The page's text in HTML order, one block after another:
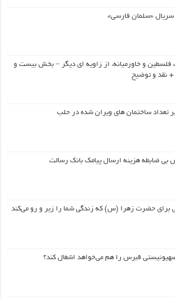
سریال «سلمان فارسی»
فلسطین و خاورمیانه، از زاویه ای دیگر – بخش بیست و
نقد و توضیح
تعداد ساختمان های ویران شده در حلب
بی ضابطه هزینه ارسال پیامک بانک رسالت
برای حضرت زهرا (س) که زندگی شما را زیر و رو می‌کند
قبرس را هم می‌خواهد اشغال کند؟